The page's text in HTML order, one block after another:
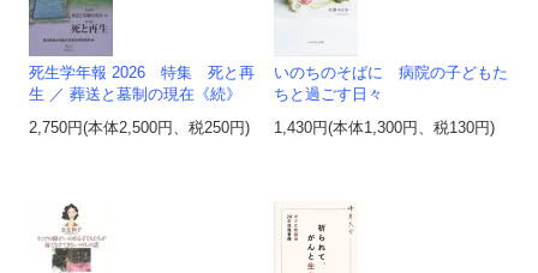
死生学年報 2026 特集 死と再
生 ／ 葬送と墓制の現在《続》
2,750円(本体2,500円、税250円)
いのちのそばに 病院の子どもた
ちと過ごす日々
1,430円(本体1,300円、税130円)